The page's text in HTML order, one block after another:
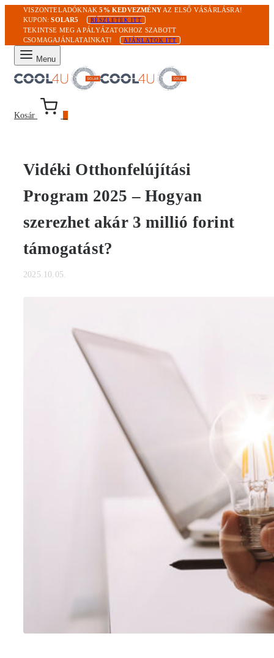
VISZONTELADÓKNAK5% KEDVEZMÉNY AZ ELSŐ VÁSÁRLÁSRA!
KUPON:SOLAR5 RÉSZLETEK ITT
TEKINTSE MEG A PÁLYÁZATOKHOZ SZABOTT
CSOMAGAJÁNLATAINKAT!
AJÁNLATOK ITT
Menu
Kosár
Vidéki Otthonfelújítási
Program 2025 – Hogyan
szerezhet akár 3 millió forint
támogatást?
2025.10.05.